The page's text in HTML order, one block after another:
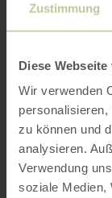
Zustimmung
Diese
Wir verwenden
zu können und
analysieren.
Verwendung
soziale Medien,